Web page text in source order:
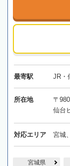
最寄駅 JR・
所在地
〒
仙台
対応エリア 宮城
宮城県